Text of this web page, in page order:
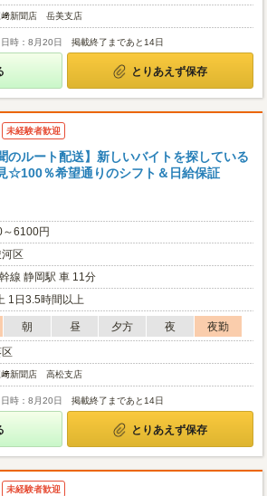
﨑新聞店 岳美支店
時：8月20日 掲載終了まであと14日
とりあえず保存
未経験者歓迎
のルート配送】新しいバイトを探している
☆100％希望通りのシフト＆日給保証
6100円
区
線 静岡駅 車 11分
1日3.5時間以上
朝 昼 夕方 夜
夜勤
﨑新聞店 高松支店
時：8月20日 掲載終了まであと14日
とりあえず保存
未経験者歓迎